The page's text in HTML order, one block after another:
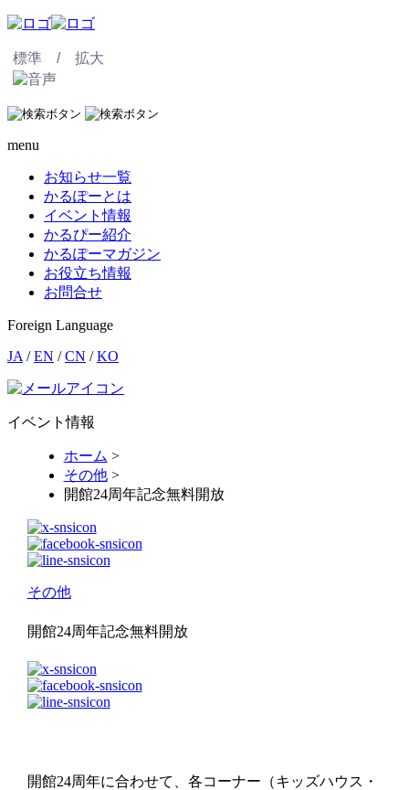
標準 / 拡大
menu
お知らせ一覧
かるぽーとは
イベント情報
かるぴー紹介
かるぽーマガジン
お役立ち情報
お問合せ
Foreign Language
JA /EN /CN /KO
イベント情報
ホーム >
その他>
開館24周年記念無料開放
その他
開館24周年記念無料開放
開館24周年に合わせて、各コーナー（キッズハウス・